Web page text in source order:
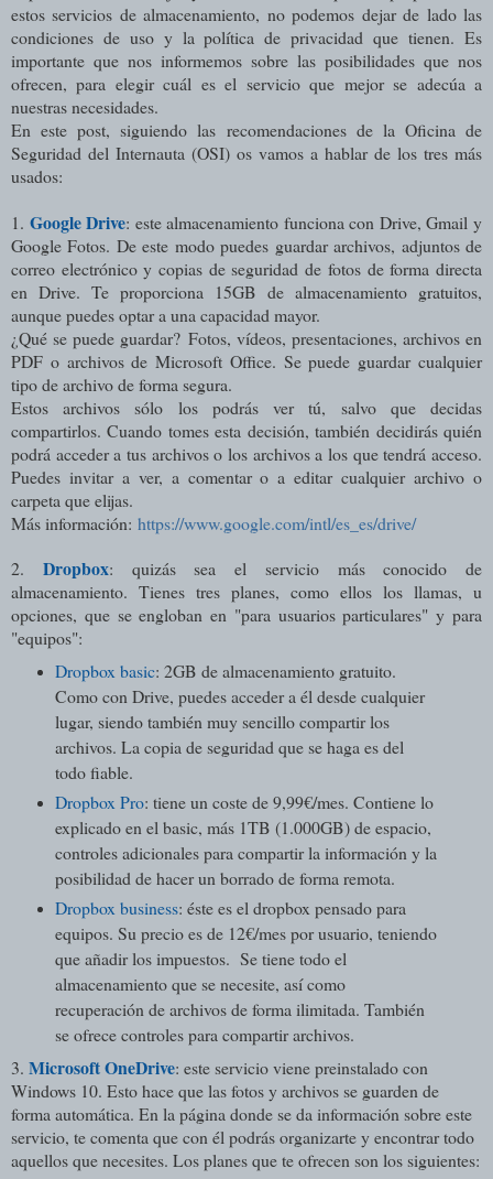
estos servicios de almacenamiento, no podemos dejar de lado las
condiciones de uso y la política de privacidad que tienen. Es
importante que nos informemos sobre las posibilidades que nos
ofrecen, para elegir cuál es el servicio que mejor se adecúa a
nuestras necesidades.
En este post, siguiendo las recomendaciones de la Oficina de
Seguridad del Internauta (OSI) os vamos a hablar de los tres más
usados:
1. Google Drive: este almacenamiento funciona con Drive, Gmail y
Google Fotos. De este modo puedes guardar archivos, adjuntos de
correo electrónico y copias de seguridad de fotos de forma directa
en Drive. Te proporciona 15GB de almacenamiento gratuitos,
aunque puedes optar a una capacidad mayor.
¿Qué se puede guardar? Fotos, vídeos, presentaciones, archivos en
PDF o archivos de Microsoft Office. Se puede guardar cualquier
tipo de archivo de forma segura.
Estos archivos sólo los podrás ver tú, salvo que decidas
compartirlos. Cuando tomes esta decisión, también decidirás quién
podrá acceder a tus archivos o los archivos a los que tendrá acceso.
Puedes invitar a ver, a comentar o a editar cualquier archivo o
carpeta que elijas.
Más información: https://www.google.com/intl/es_es/drive/
2. Dropbox: quizás sea el servicio más conocido de
almacenamiento. Tienes tres planes, como ellos los llamas, u
opciones, que se engloban en "para usuarios particulares" y para
"equipos":
Dropbox basic: 2GB de almacenamiento gratuito.
Como con Drive, puedes acceder a él desde cualquier
lugar, siendo también muy sencillo compartir los
archivos. La copia de seguridad que se haga es del
todo fiable.
Dropbox Pro: tiene un coste de 9,99€/mes. Contiene lo
explicado en el basic, más 1TB (1.000GB) de espacio,
controles adicionales para compartir la información y la
posibilidad de hacer un borrado de forma remota.
Dropbox business: éste es el dropbox pensado para
equipos. Su precio es de 12€/mes por usuario, teniendo
que añadir los impuestos. Se tiene todo el
almacenamiento que se necesite, así como
recuperación de archivos de forma ilimitada. También
se ofrece controles para compartir archivos.
3. Microsoft OneDrive: este servicio viene preinstalado con
Windows 10. Esto hace que las fotos y archivos se guarden de
forma automática. En la página donde se da información sobre este
servicio, te comenta que con él podrás organizarte y encontrar todo
aquellos que necesites. Los planes que te ofrecen son los siguientes: